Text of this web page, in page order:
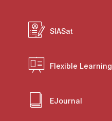
SIASat
Flexible Learning
EJournal